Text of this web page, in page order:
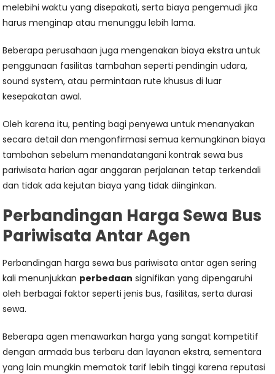
melebihi waktu yang disepakati, serta biaya pengemudi jika
harus menginap atau menunggu lebih lama.
Beberapa perusahaan juga mengenakan biaya ekstra untuk
penggunaan fasilitas tambahan seperti pendingin udara,
sound system, atau permintaan rute khusus di luar
kesepakatan awal.
Oleh karena itu, penting bagi penyewa untuk menanyakan
secara detail dan mengonfirmasi semua kemungkinan biaya
tambahan sebelum menandatangani kontrak sewa bus
pariwisata harian agar anggaran perjalanan tetap terkendali
dan tidak ada kejutan biaya yang tidak diinginkan.
Perbandingan Harga Sewa Bus
Pariwisata Antar Agen
Perbandingan harga sewa bus pariwisata antar agen sering
kali menunjukkan perbedaan signifikan yang dipengaruhi
oleh berbagai faktor seperti jenis bus, fasilitas, serta durasi
sewa.
Beberapa agen menawarkan harga yang sangat kompetitif
dengan armada bus terbaru dan layanan ekstra, sementara
yang lain mungkin mematok tarif lebih tinggi karena reputasi